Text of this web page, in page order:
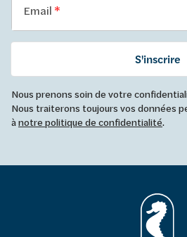
Email
S'inscrire
Nous prenons soin de votre
Nous traiterons toujours vos données
ànotre politique de confidentialité.